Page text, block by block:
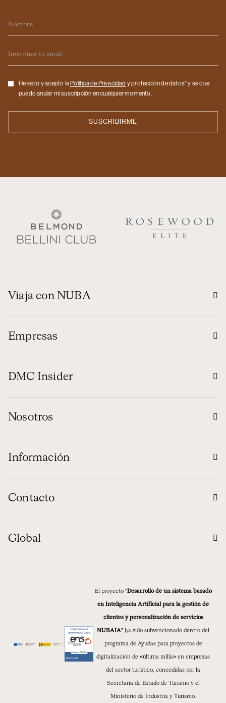
Checkbox
He leído y acepto la Politica de Privacidad y protección de datos* y sé que
puedo anular mi suscripción en cualquier momento.
Viaja con NUBA
Empresas
DMC Insider
Nosotros
Información
Contacto
Global
El proyecto “Desarrollo de un sistema basado
en Inteligencia Artificial para la gestión de
clientes y personalización de servicios
NUBAIA” ha sido subvencionado dentro del
programa de Ayudas para proyectos de
digitalización de «última milla» en empresas
del sector turístico, concedidas por la
Secretaría de Estado de Turismo y el
Ministerio de Industria y Turismo.